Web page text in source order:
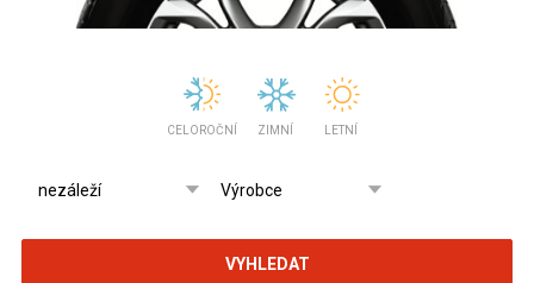
CELOROČNÍ ZIMNÍ LETNÍ
VYHLEDAT